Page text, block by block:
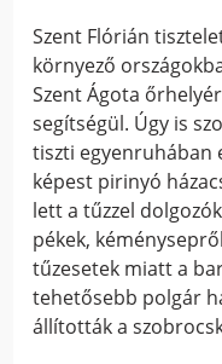
Szent Flórián
környező
Szent Ágota
segítségül. Úgy is
tiszti egyenruhában
képest pirinyó
lett a tűzzel
pékek,
tűzesetek miatt a
tehetősebb polgár
állították a